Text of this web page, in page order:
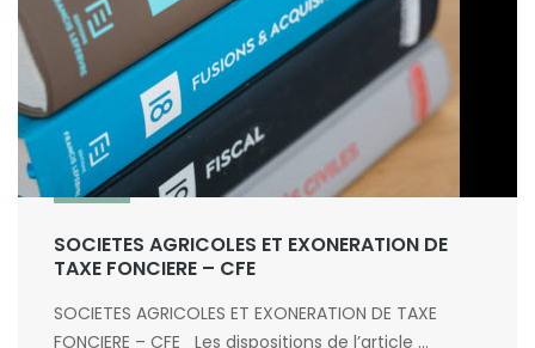
SOCIETES AGRICOLES ET EXONERATION DE
TAXE FONCIERE – CFE
SOCIETES AGRICOLES ET EXONERATION DE TAXE
FONCIERE – CFE Les dispositions de l’article ...